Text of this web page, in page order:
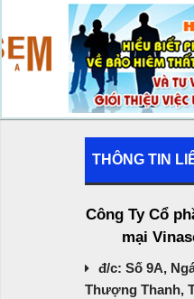
THÔNG TIN
Công Ty Cổ
mại
đ/c: Số 9A,
Thượng Thanh,